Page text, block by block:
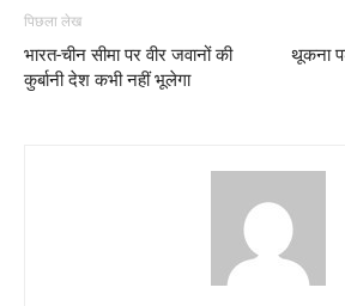
पिछला लेख
भारत-चीन सीमा पर वीर जवानों की
कुर्बानी देश कभी नहीं भूलेगा
थूकना